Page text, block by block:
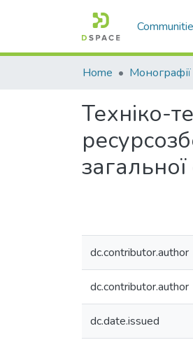
Home Монографії
Техніко-
загальної
dc.contributor.author
dc.contributor.author
dc.date.issued